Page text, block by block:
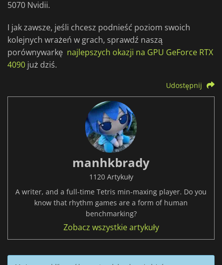
5070 Nvidii.
I jak zawsze, jeśli chcesz podnieść poziom swoich
kolejnych wrażeń w grach, sprawdź naszą
porównywarkę najlepszych okazji na GPU GeForce RTX
4090 już dziś.
Udostępnij
manhkbrady
1120 Artykuły
A writer, and a full-time Tetris min-maxing player. Do you
know that rhythm games are a form of human
benchmarking?
Zobacz wszystkie artykuły